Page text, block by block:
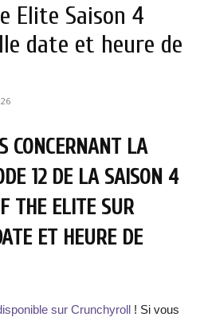
Elite Saison 4
date et heure de
CONCERNANT LA
12 DE LA SAISON 4
THE ELITE SUR
ET HEURE DE
sur Crunchyroll ! Si vous